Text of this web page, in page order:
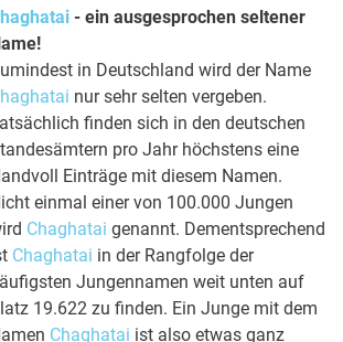
- ein ausgesprochen seltener
in Deutschland wird der Name
nur sehr selten vergeben.
finden sich in den deutschen
pro Jahr höchstens eine
Einträge mit diesem Namen.
einmal einer von 100.000 Jungen
Chaghatai genannt. Dementsprechend
Chaghatai in der Rangfolge der
Jungennamen weit unten auf
19.622 zu finden. Ein Junge mit dem
Chaghatai ist also etwas ganz